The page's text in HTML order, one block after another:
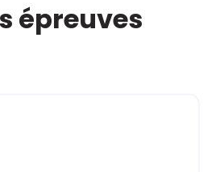
épreuves